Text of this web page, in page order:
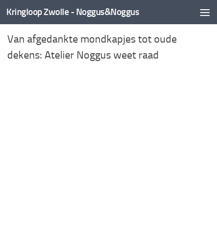
Doorgaan naar inhoud
Kringloop Zwolle - Noggus&Noggus
Van afgedankte mondkapjes tot oude
dekens: Atelier Noggus weet raad